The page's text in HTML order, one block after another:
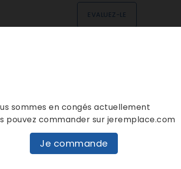
EVALUEZ-LE
sommes en congés actuellement
pouvez commander sur jeremplace.com
Je commande